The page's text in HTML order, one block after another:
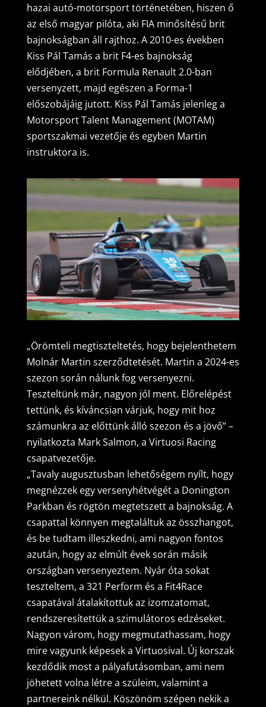
hazai autó-motorsport történetében, hiszen ő
az első magyar pilóta, aki FIA minősítésű brit
bajnokságban áll rajthoz. A 2010-es években
Kiss Pál Tamás a brit F4-es bajnokság
elődjében, a brit Formula Renault 2.0-ban
versenyzett, majd egészen a Forma-1
előszobájáig jutott. Kiss Pál Tamás jelenleg a
Motorsport Talent Management (MOTAM)
sportszakmai vezetője és egyben Martin
instruktora is.
„Örömteli megtiszteltetés, hogy bejelenthetem
Molnár Martin szerződtetését. Martin a 2024-es
szezon során nálunk fog versenyezni.
Teszteltünk már, nagyon jól ment. Előrelépést
tettünk, és kíváncsian várjuk, hogy mit hoz
számunkra az előttünk álló szezon és a jövő” –
nyilatkozta Mark Salmon, a Virtuosi Racing
csapatvezetője.
„Tavaly augusztusban lehetőségem nyílt, hogy
megnézzek egy versenyhétvégét a Donington
Parkban és rögtön megtetszett a bajnokság. A
csapattal könnyen megtaláltuk az összhangot,
és be tudtam illeszkedni, ami nagyon fontos
azután, hogy az elmúlt évek során másik
országban versenyeztem. Nyár óta sokat
teszteltem, a 321 Perform és a Fit4Race
csapatával átalakítottuk az izomzatomat,
rendszeresítettük a szimulátoros edzéseket.
Nagyon várom, hogy megmutathassam, hogy
mire vagyunk képesek a Virtuosival. Új korszak
kezdődik most a pályafutásomban, ami nem
jöhetett volna létre a szüleim, valamint a
partnereink nélkül. Köszönöm szépen nekik a